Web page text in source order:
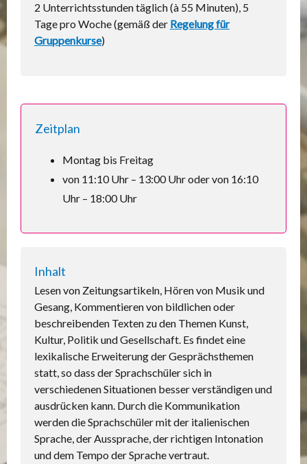
2 Unterrichtsstunden täglich (à 55 Minuten), 5
Tage pro Woche (gemäß der Regelung für
Gruppenkurse)
Zeitplan
Montag bis Freitag
von 11:10 Uhr – 13:00 Uhr oder von 16:10
Uhr – 18:00 Uhr
Inhalt
Lesen von Zeitungsartikeln, Hören von Musik und
Gesang, Kommentieren von bildlichen oder
beschreibenden Texten zu den Themen Kunst,
Kultur, Politik und Gesellschaft. Es findet eine
lexikalische Erweiterung der Gesprächsthemen
statt, so dass der Sprachschüler sich in
verschiedenen Situationen besser verständigen und
ausdrücken kann. Durch die Kommunikation
werden die Sprachschüler mit der italienischen
Sprache, der Aussprache, der richtigen Intonation
und dem Tempo der Sprache vertraut.